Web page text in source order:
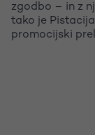
zgodbo – in z
tako je
promocijski